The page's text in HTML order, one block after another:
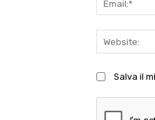
Salva il